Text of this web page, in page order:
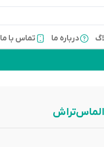
درباره ما تماس با ما